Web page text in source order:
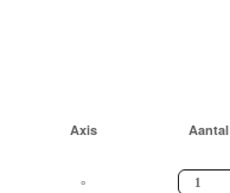
Axis Aantal